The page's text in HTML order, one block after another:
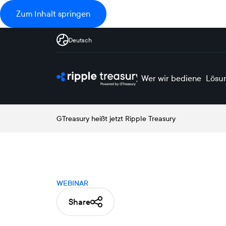
Zum Inhalt springen
Deutsch
Wer wir bedienen
GTreasury heißt jetzt Ripple Treasury
WEBINAR
Share